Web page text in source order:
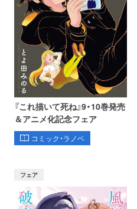
『これ描いて死ね』9・10巻発売
＆アニメ化記念フェア
コミック・ラノベ
フェア